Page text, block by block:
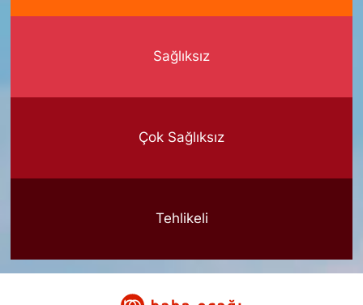
Sağlıksız
Çok Sağlıksız
Tehlikeli